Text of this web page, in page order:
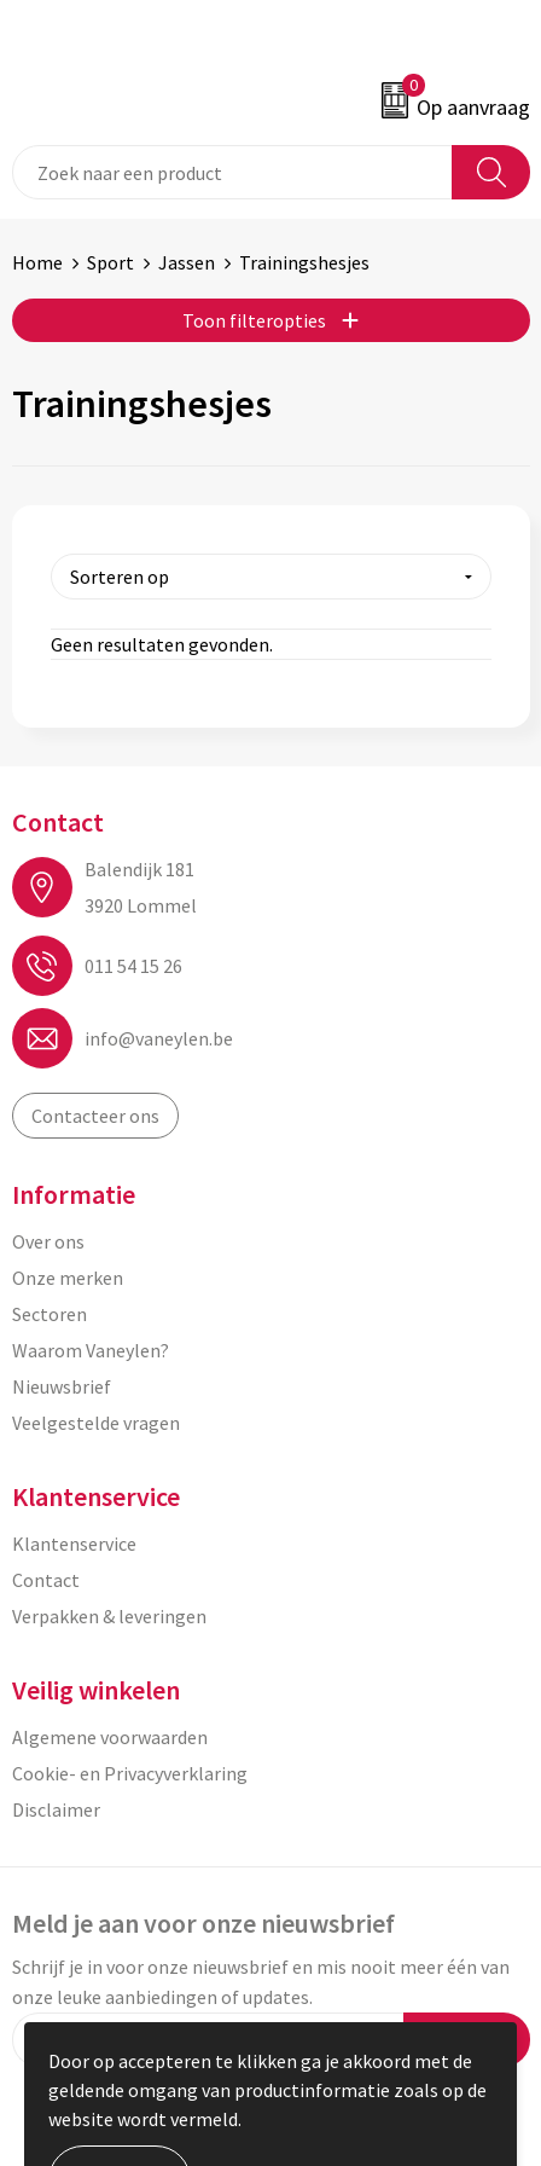
0
Op aanvraag
Home Sport Jassen Trainingshesjes
Toon filteropties
Trainingshesjes
Geen resultaten gevonden.
Contact
Balendijk 181
3920 Lommel
011 54 15 26
info@vaneylen.be
Contacteer ons
Informatie
Over ons
Onze merken
Sectoren
Waarom Vaneylen?
Nieuwsbrief
Veelgestelde vragen
Klantenservice
Klantenservice
Contact
Verpakken & leveringen
Veilig winkelen
Algemene voorwaarden
Cookie- en Privacyverklaring
Disclaimer
Meld je aan voor onze nieuwsbrief
Schrijf je in voor onze nieuwsbrief en mis nooit meer één van
onze leuke aanbiedingen of updates.
© Copyright Vaneylen 2023
Door op accepteren te klikken ga je akkoord met de
geldende omgang van productinformatie zoals op de
website wordt vermeld.